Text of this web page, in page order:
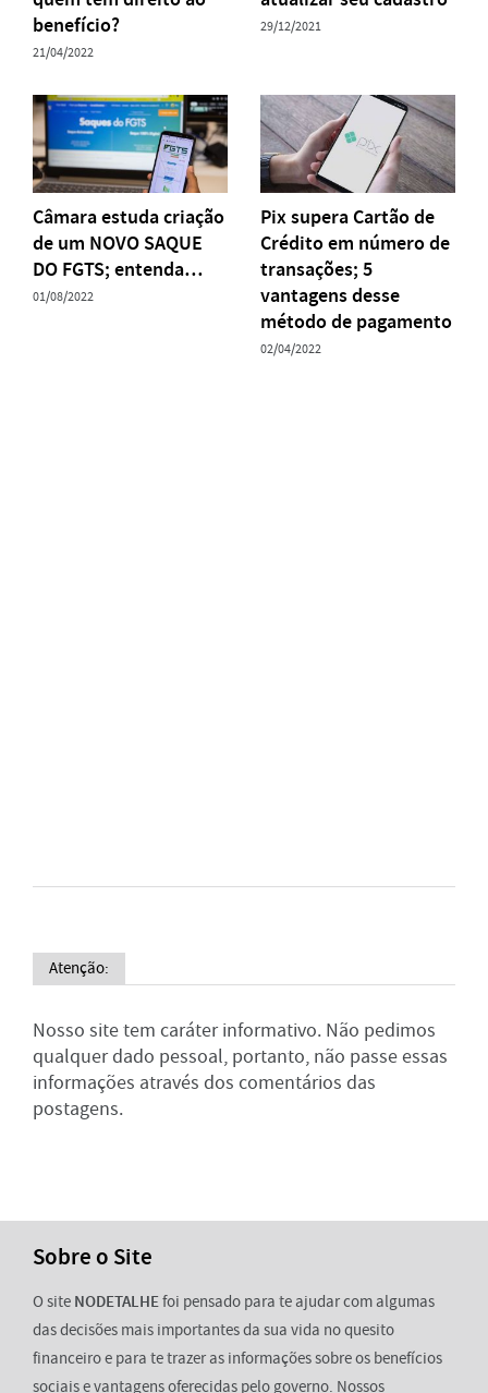
benefício?
21/04/2022
29/12/2021
Câmara estuda criação
de um NOVO SAQUE
DO FGTS; entenda…
01/08/2022
Pix supera Cartão de
Crédito em número de
transações; 5
vantagens desse
método de pagamento
02/04/2022
Atenção:
Nosso site tem caráter informativo. Não pedimos
qualquer dado pessoal, portanto, não passe essas
informações através dos comentários das
postagens.
Sobre o Site
O site NODETALHEfoi pensado para te ajudar com algumas
das decisões mais importantes da sua vida no quesito
financeiro e para te trazer as informações sobre os benefícios
sociais e vantagens oferecidas pelo governo. Nossos